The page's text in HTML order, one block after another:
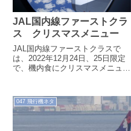
JAL国内線ファーストクラ
ス クリスマスメニュー
JAL国内線ファーストクラスで
は、2022年12月24日、25日限定
で、機内食にクリスマスメニュー
ようです。羽田発便、那覇発伊丹
着便は和食、羽田着便伊丹発那覇
便は洋食。羽田着便の洋食をチョ
イスしてシャンパン、ワインと一
047 飛行機ネタ